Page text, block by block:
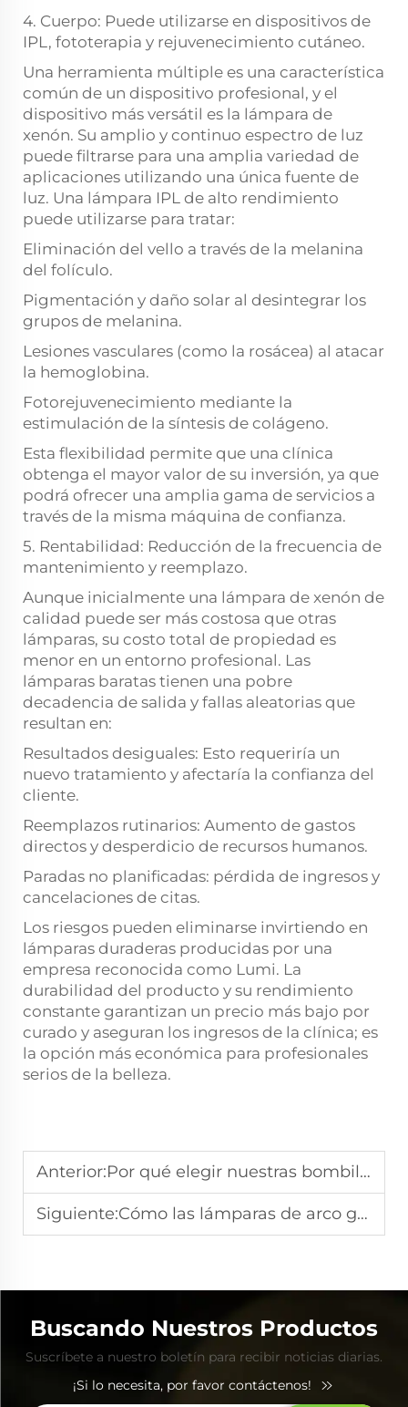
4. Cuerpo: Puede utilizarse en dispositivos de
IPL, fototerapia y rejuvenecimiento cutáneo.
Una herramienta múltiple es una característica
común de un dispositivo profesional, y el
dispositivo más versátil es la lámpara de
xenón. Su amplio y continuo espectro de luz
puede filtrarse para una amplia variedad de
aplicaciones utilizando una única fuente de
luz. Una lámpara IPL de alto rendimiento
puede utilizarse para tratar:
Eliminación del vello a través de la melanina
del folículo.
Pigmentación y daño solar al desintegrar los
grupos de melanina.
Lesiones vasculares (como la rosácea) al atacar
la hemoglobina.
Fotorejuvenecimiento mediante la
estimulación de la síntesis de colágeno.
Esta flexibilidad permite que una clínica
obtenga el mayor valor de su inversión, ya que
podrá ofrecer una amplia gama de servicios a
través de la misma máquina de confianza.
5. Rentabilidad: Reducción de la frecuencia de
mantenimiento y reemplazo.
Aunque inicialmente una lámpara de xenón de
calidad puede ser más costosa que otras
lámparas, su costo total de propiedad es
menor en un entorno profesional. Las
lámparas baratas tienen una pobre
decadencia de salida y fallas aleatorias que
resultan en:
Resultados desiguales: Esto requeriría un
nuevo tratamiento y afectaría la confianza del
cliente.
Reemplazos rutinarios: Aumento de gastos
directos y desperdicio de recursos humanos.
Paradas no planificadas: pérdida de ingresos y
cancelaciones de citas.
Los riesgos pueden eliminarse invirtiendo en
lámparas duraderas producidas por una
empresa reconocida como Lumi. La
durabilidad del producto y su rendimiento
constante garantizan un precio más bajo por
curado y aseguran los ingresos de la clínica; es
la opción más económica para profesionales
serios de la belleza.
Anterior:Por qué elegir nuestras bombillas de xenón para sus proyectos OEM de dispositivos IPL
Siguiente:Cómo las lámparas de arco garantizan una energía luminosa constante en los sistemas IPL
Buscando Nuestros Productos
Suscríbete a nuestro boletín para recibir noticias diarias.
¡Si lo necesita, por favor contáctenos!